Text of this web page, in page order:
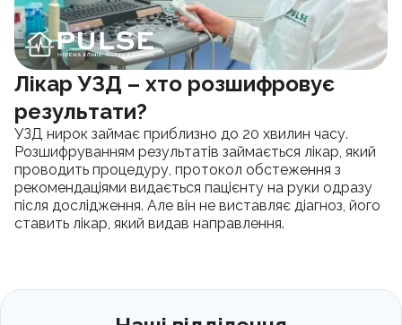
Лікар УЗД – хто розшифровує
результати?
УЗД нирок займає приблизно до 20 хвилин часу.
Розшифруванням результатів займається лікар, який
проводить процедуру, протокол обстеження з
рекомендаціями видається пацієнту на руки одразу
після дослідження. Але він не виставляє діагноз, його
ставить лікар, який видав направлення.